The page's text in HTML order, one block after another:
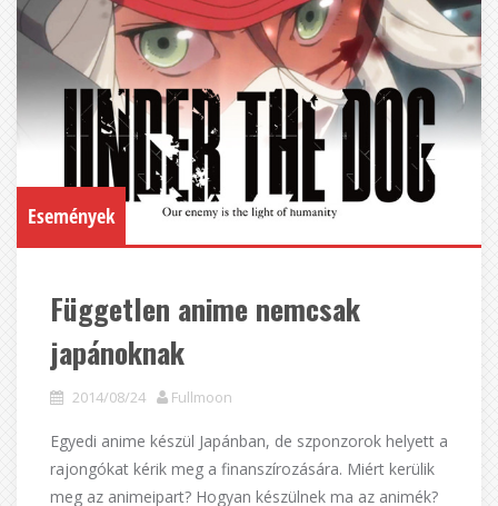
Események
Független anime nemcsak
japánoknak
2014/08/24 Fullmoon
Egyedi anime készül Japánban, de szponzorok helyett a
rajongókat kérik meg a finanszírozására. Miért kerülik
meg az animeipart? Hogyan készülnek ma az animék?